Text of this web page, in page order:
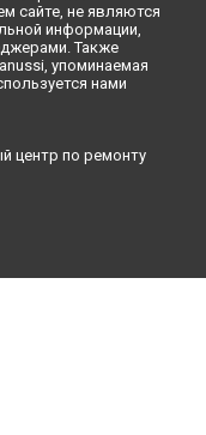
сайте, не являются
информации,
Также
упоминаемая
нами
центр по ремонту